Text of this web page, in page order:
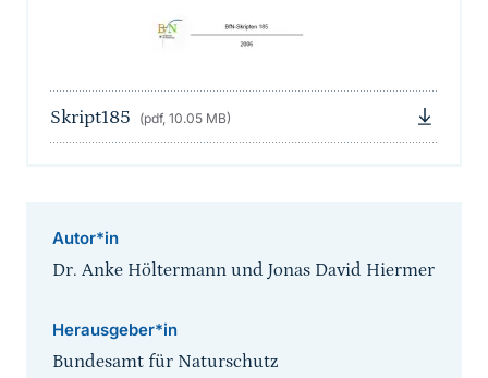
Skript185 (pdf, 10.05 MB)
Autor*in
Dr. Anke Höltermann und Jonas David Hiermer
Herausgeber*in
Bundesamt für Naturschutz